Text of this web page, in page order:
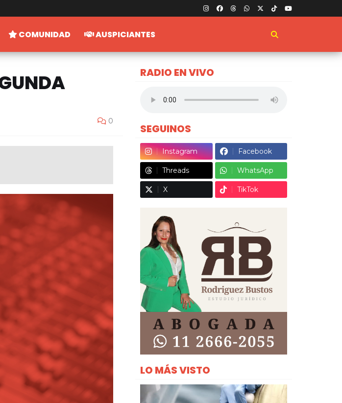
COMUNIDAD AUSPICIANTES
0
RADIO EN VIVO
SEGUINOS
Instagram Facebook
Threads WhatsApp
X TikTok
LO MÁS VISTO